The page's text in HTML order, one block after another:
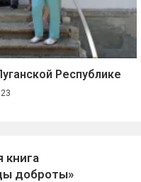
Республике
книга
доброты»